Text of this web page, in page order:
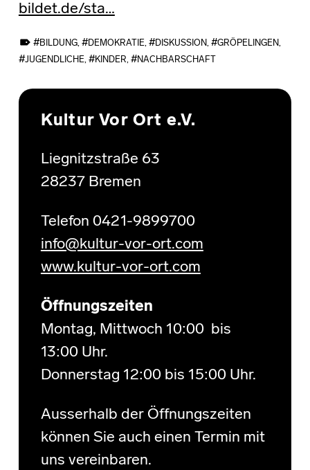
bildet.de/sta…
BILDUNG, DEMOKRATIE, DISKUSSION, GRÖPELINGEN,
JUGENDLICHE, KINDER, NACHBARSCHAFT
Skip back to main navigation
Kultur Vor Ort e.V.
Liegnitzstraße 63
28237 Bremen
Telefon 0421-9899700
info@kultur-vor-ort.com
www.kultur-vor-ort.com
Öffnungszeiten
Montag, Mittwoch 10:00 bis
13:00 Uhr.
Donnerstag 12:00 bis 15:00 Uhr.
Ausserhalb der Öffnungszeiten
können Sie auch einen Termin mit
uns vereinbaren.